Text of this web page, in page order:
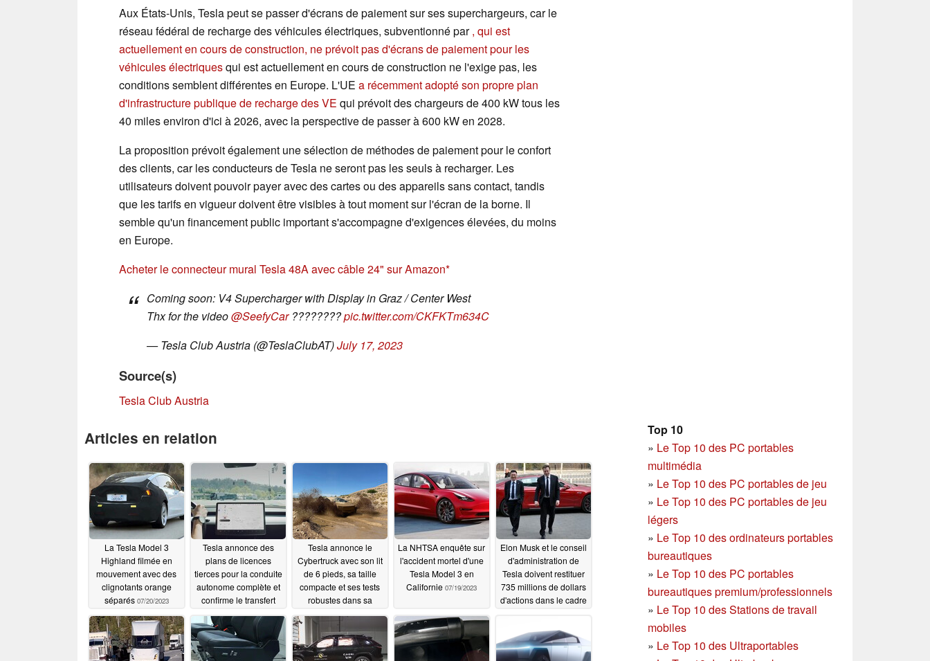
Aux États-Unis, Tesla peut se passer d'écrans de paiement sur ses superchargeurs, car le
réseau fédéral de recharge des véhicules électriques, subventionné par, qui est
actuellement en cours de construction, ne prévoit pas d'écrans de paiement pour les
véhicules électriquesqui est actuellement en cours de construction ne l'exige pas, les
conditions semblent différentes en Europe. L'UE a récemment adopté son propre plan
d'infrastructure publique de recharge des VE qui prévoit des chargeurs de 400 kW tous les
40 miles environ d'ici à 2026, avec la perspective de passer à 600 kW en 2028.
La proposition prévoit également une sélection de méthodes de paiement pour le confort
des clients, car les conducteurs de Tesla ne seront pas les seuls à recharger. Les
utilisateurs doivent pouvoir payer avec des cartes ou des appareils sans contact, tandis
que les tarifs en vigueur doivent être visibles à tout moment sur l'écran de la borne. Il
semble qu'un financement public important s'accompagne d'exigences élevées, du moins
en Europe.
Acheter le connecteur mural Tesla 48A avec câble 24" sur Amazon
Coming soon: V4 Supercharger with Display in Graz / Center West
Thx for the video@SeefyCar????????pic.twitter.com/CKFKTm634C
— Tesla Club Austria (@TeslaClubAT)July 17, 2023
Source(s)
Tesla Club Austria
Top 10
» Le Top 10 des PC portables
multimédia
» Le Top 10 des PC portables de jeu
» Le Top 10 des PC portables de jeu
légers
» Le Top 10 des ordinateurs portables
bureautiques
» Le Top 10 des PC portables
bureautiques premium/professionnels
» Le Top 10 des Stations de travail
mobiles
» Le Top 10 des Ultraportables
Articles en relation
La Tesla Model 3
Highland filmée en
mouvement avec des
clignotants orange
séparés 07/20/2023
Tesla annonce des
plans de licences
tierces pour la conduite
autonome complète et
confirme le transfert
l'abonnement FSD
07/20/2023
Tesla annonce le
Cybertruck avec son lit
de 6 pieds, sa taille
compacte et ses tests
robustes dans sa
des relations avec les
investisseurs07/20/2023
La NHTSA enquête sur
l'accident mortel d'une
Tesla Model 3 en
Californie 07/19/2023
Elon Musk et le conseil
d'administration de
Tesla doivent restituer
735 millions de dollars
d'actions dans le cadre